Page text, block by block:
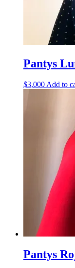
Pantys
$3,000 Add to
Pantys